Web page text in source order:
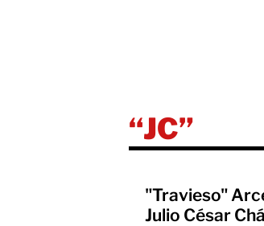
“JC”
"Travieso"
Julio César